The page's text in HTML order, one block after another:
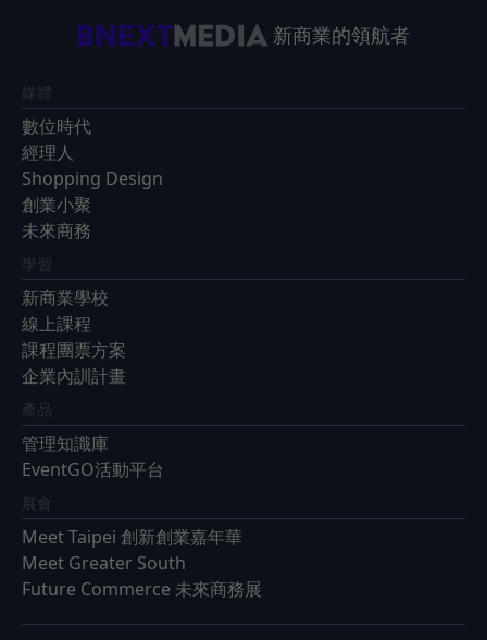
新商業的領航者
媒體
數位時代
經理人
Shopping Design
創業小聚
未來商務
學習
新商業學校
線上課程
課程團票方案
企業內訓計畫
產品
管理知識庫
EventGO活動平台
展會
Meet Taipei 創新創業嘉年華
Meet Greater South
Future Commerce 未來商務展